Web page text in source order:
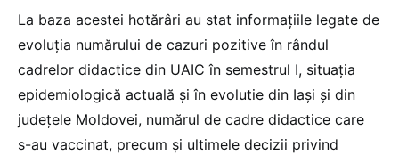
La baza acestei hotărâri au stat informațiile legate de
evoluția numărului de cazuri pozitive în rândul
cadrelor didactice din UAIC în semestrul I, situația
epidemiologică actuală și în evolutie din Iași și din
județele Moldovei, numărul de cadre didactice care
s-au vaccinat, precum și ultimele decizii privind